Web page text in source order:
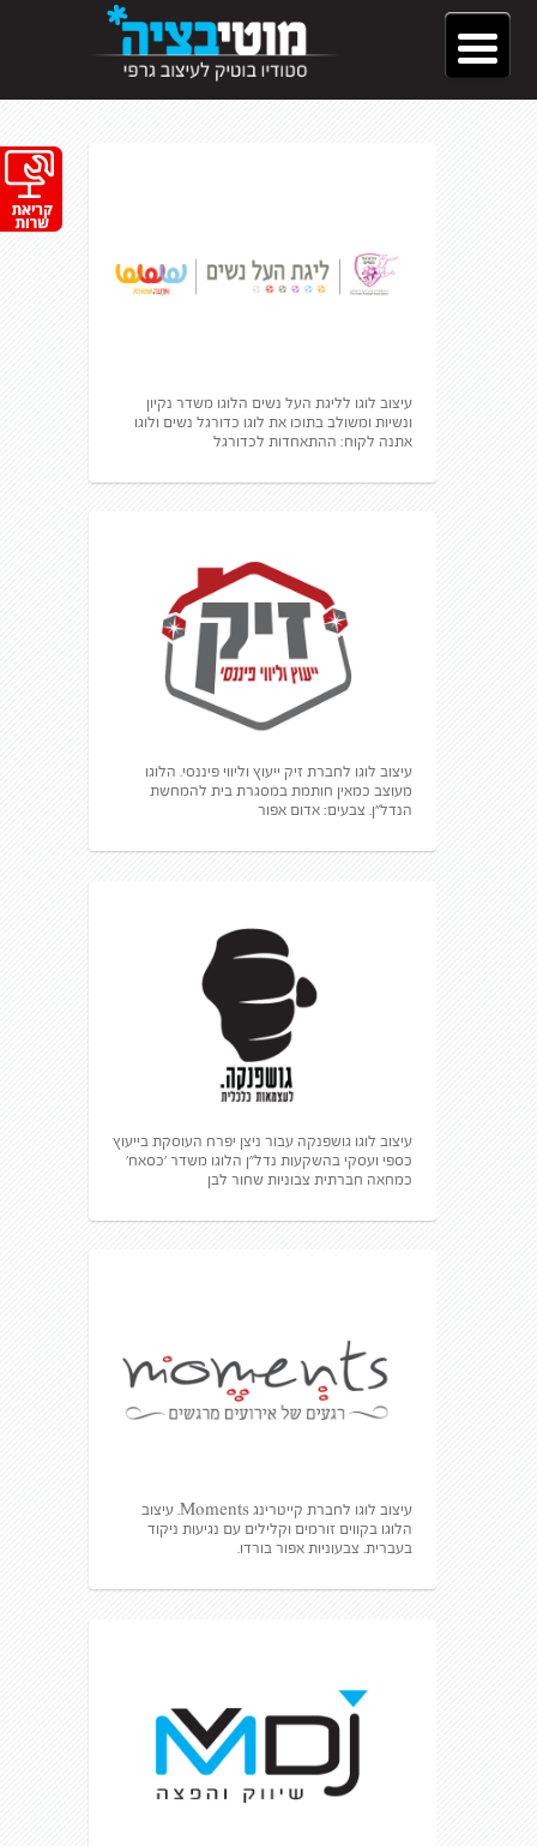
עיצוב לוגו לליגת העל נשים הלוגו משדר נקיון
ונשיות ומשולב בתוכו את לוגו כדורגל נשים ולוגו
אתנה לקוח: ההתאחדות לכדורגל
עיצוב לוגו לחברת זיק ייעוץ וליווי פיננסי. הלוגו
מעוצב כמאין חותמת במסגרת בית להמחשת
הנדל״ן. צבעים: אדום אפור
עיצוב לוגו גושפנקה עבור ניצן יפרח העוסקת בייעוץ
כספי ועסקי בהשקעות נדל״ן הלוגו משדר ׳כסאח׳
כמחאה חברתית צבוניות שחור לבן
עיצוב לוגו לחברת קייטרינג Moments. עיצוב
הלוגו בקווים זורמים וקלילים עם נגיעות ניקוד
בעברית. צבעוניות אפור בורדו.